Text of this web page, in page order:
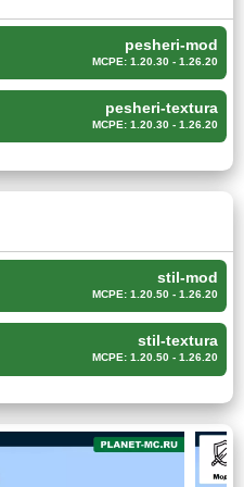
для
существам
из НПС торговца или же
его стандартные
данный моб на
появитсябольшое
создали другие
pesheri-mod
MCPE: 1.20.30 - 1.26.20
pesheri-textura
MCPE: 1.20.30 - 1.26.20
stil-mod
MCPE: 1.20.50 - 1.26.20
stil-textura
MCPE: 1.20.50 - 1.26.20